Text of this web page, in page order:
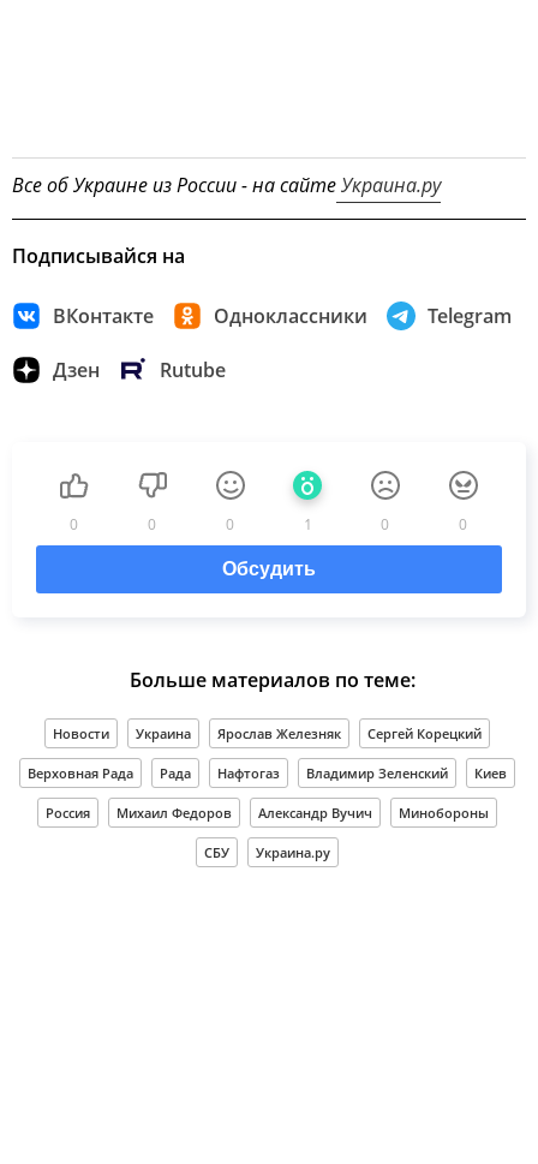
Все об Украине из России - на сайтеУкраина.ру
Подписывайся на
ВКонтакте Одноклассники Telegram
Дзен Rutube
0 0 0 1 0 0
Обсудить
Больше материалов по теме:
Новости Украина Ярослав Железняк Сергей Корецкий
Верховная Рада Рада Нафтогаз Владимир Зеленский Киев
Россия Михаил Федоров Александр Вучич Минобороны
СБУ Украина.ру